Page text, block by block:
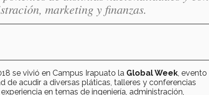
marketing y finanzas.
se vivió en Campus Irapuato la Global Week , evento
acudir a diversas pláticas, talleres y conferencias
en temas de ingeniería, administración,